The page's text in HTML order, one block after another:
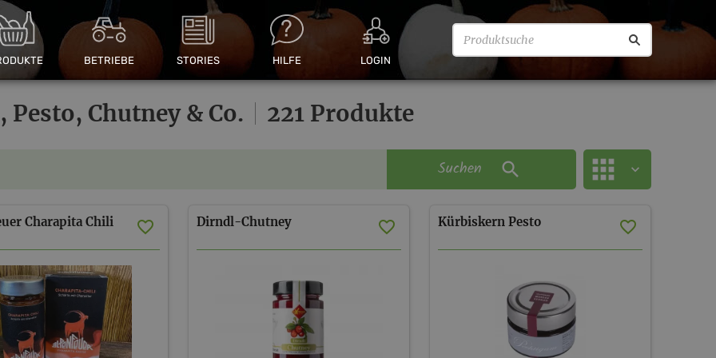
BETRIEBE STORIES HILFE LOGIN
Pesto, Chutney & Co. 221 Produkte
Suchen
Charapita Chili
Dirndl-Chutney Kürbiskern Pesto